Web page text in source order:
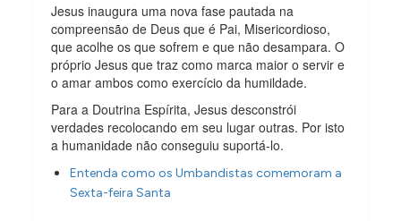
Jesus inaugura uma nova fase pautada na
compreensão de Deus que é Pai, Misericordioso,
que acolhe os que sofrem e que não desampara. O
próprio Jesus que traz como marca maior o servir e
o amar ambos como exercício da humildade.
Para a Doutrina Espírita, Jesus desconstrói
verdades recolocando em seu lugar outras. Por isto
a humanidade não conseguiu suportá-lo.
Entenda como os Umbandistas comemoram a
Sexta-feira Santa